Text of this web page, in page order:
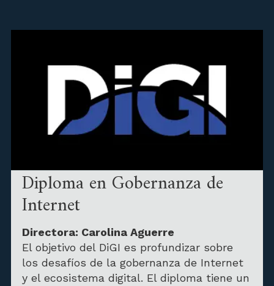
Diploma en Gobernanza de
Internet
Directora: Carolina Aguerre
El objetivo del DiGI es profundizar sobre
los desafíos de la gobernanza de Internet
y el ecosistema digital. El diploma tiene un